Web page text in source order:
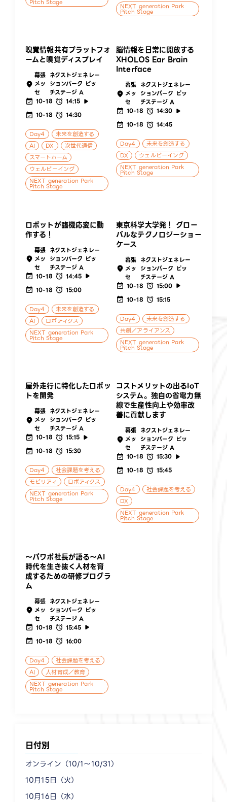
日付別
オンライン（10/1〜10/31）
10月15日（火）
10月16日（水）
NEXT generation Park
Pitch Stage
嗅覚情報共有プラットフォ
ームと嗅覚ディスプレイ
幕張
メッ
セ
ネクストジェネレー
ションパーク ピッ
チステージ A
10-18
14:15
10-18
14:30
Day4
未来を創造する
AI
DX
次世代通信
スマートホーム
ウェルビーイング
NEXT generation Park
Pitch Stage
脳情報を日常に開放する
XHOLOS Ear Brain
Interface
幕張
メッ
セ
ネクストジェネレー
ションパーク ピッ
チステージ A
10-18
14:30
10-18
14:45
Day4
未来を創造する
DX
ウェルビーイング
NEXT generation Park
Pitch Stage
ロボットが臨機応変に動
作する！
幕張
メッ
セ
ネクストジェネレー
ションパーク ピッ
チステージ A
10-18
14:45
10-18
15:00
Day4
未来を創造する
AI
ロボティクス
NEXT generation Park
Pitch Stage
東京科学大学発！ グロー
バルなテクノロジーショー
ケース
幕張
メッ
セ
ネクストジェネレー
ションパーク ピッ
チステージ A
10-18
15:00
10-18
15:15
Day4
未来を創造する
共創／アライアンス
NEXT generation Park
Pitch Stage
屋外走行に特化したロボッ
トを開発
幕張
メッ
セ
ネクストジェネレー
ションパーク ピッ
チステージ A
10-18
15:15
10-18
15:30
Day4
社会課題を考える
モビリティ
ロボティクス
NEXT generation Park
Pitch Stage
コストメリットの出るIoT
システム。独自の省電力無
線で生産性向上や効率改
善に貢献します
幕張
メッ
セ
ネクストジェネレー
ションパーク ピッ
チステージ A
10-18
15:30
10-18
15:45
Day4
社会課題を考える
DX
NEXT generation Park
Pitch Stage
〜パワポ社長が語る〜AI
時代を生き抜く人材を育
成するための研修プログラ
ム
幕張
メッ
セ
ネクストジェネレー
ションパーク ピッ
チステージ A
10-18
15:45
10-18
16:00
Day4
社会課題を考える
AI
人材育成／教育
NEXT generation Park
Pitch Stage